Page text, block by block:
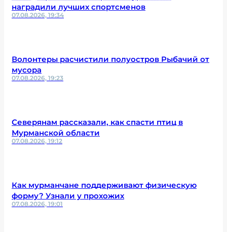
наградили лучших спортсменов
07.08.2026, 19:34
Волонтеры расчистили полуостров Рыбачий от
мусора
07.08.2026, 19:23
Северянам рассказали, как спасти птиц в
Мурманской области
07.08.2026, 19:12
Как мурманчане поддерживают физическую
форму? Узнали у прохожих
07.08.2026, 19:01